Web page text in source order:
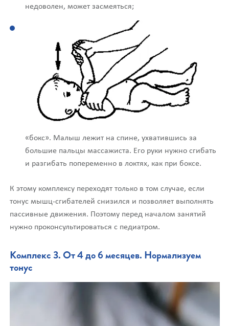
недоволен, может засмеяться;
«бокс». Малыш лежит на спине, ухватившись за
большие пальцы массажиста. Его руки нужно сгибать
и разгибать попеременно в локтях, как при боксе.
К этому комплексу переходят только в том случае, если
тонус мышц-сгибателей снизился и позволяет выполнять
пассивные движения. Поэтому перед началом занятий
нужно проконсультироваться с педиатром.
Комплекс 3. От 4 до 6 месяцев. Нормализуем
тонус